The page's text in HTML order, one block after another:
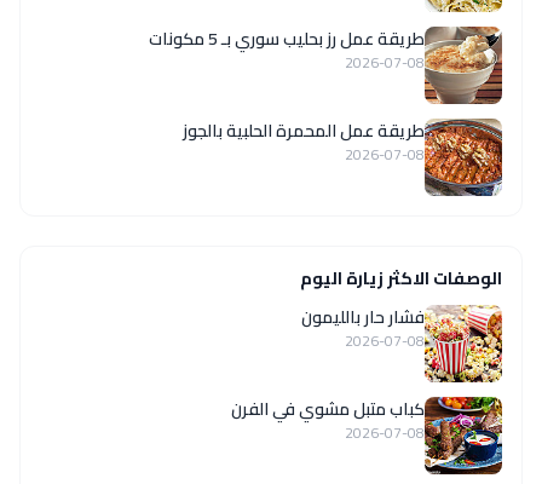
طريقة عمل رز بحليب سوري بـ 5 مكونات
2026-07-08
طريقة عمل المحمرة الحلبية بالجوز
2026-07-08
الوصفات الاكثر زيارة اليوم
فشار حار بالليمون
2026-07-08
كباب متبل مشوي في الفرن
2026-07-08